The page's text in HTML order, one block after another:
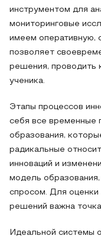
инструментом для
мониторинговые
имеем оперативную,
позволяет
решения, проводить
ученика.
Этапы процессов
себя все временные
образования,
радикальные
инноваций и
модель
спросом. Для оценки
решений важна
Идеальной системы